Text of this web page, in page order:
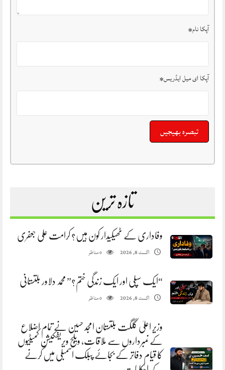
آپکا نام*
آپکا ای میل ایڈریس*
تازہ ترین
وفاداری کے ٹھیکیدار کون ہیں؟ کرامت علی جعفری
اگست 8, 2026 0مناظر
“ایک سپلی اور ایک زندگی ختم؟” محمد دلاور بلتستانی
اگست 8, 2026 0مناظر
وزیر اعلیٰ گلگت بلتستان امجد حسین نے تمام اضلاع
کے نمبرداروں سے ملاقات، ویلج ویریفکیشن کمیٹیوں
کا قیام دفاتر کے بجائے پبلک اسمبلی میں کرنے